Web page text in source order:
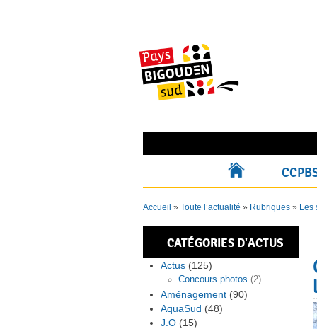
Accueil » Toute l’actualité » Rubriques » Les
CATÉGORIES D'ACTUS
Actus (125)
Concours photos (2)
Aménagement (90)
AquaSud (48)
J.O (15)